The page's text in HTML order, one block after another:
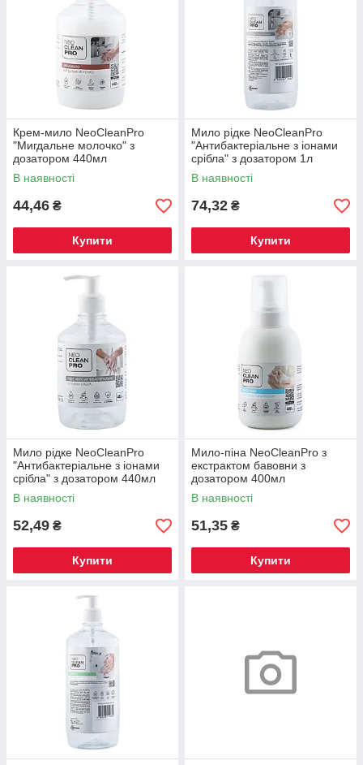
Крем-мило NeoCleanPro
"Мигдальне молочко" з
дозатором 440мл
В наявності
44,46 ₴
Купити
Мило рідке NeoCleanPro
"Антибактеріальне з іонами
срібла" з дозатором 1л
В наявності
74,32 ₴
Купити
Мило рідке NeoCleanPro
"Антибактеріальне з іонами
срібла" з дозатором 440мл
В наявності
52,49 ₴
Купити
Мило-піна NeoCleanPro з
екстрактом бавовни з
дозатором 400мл
В наявності
51,35 ₴
Купити